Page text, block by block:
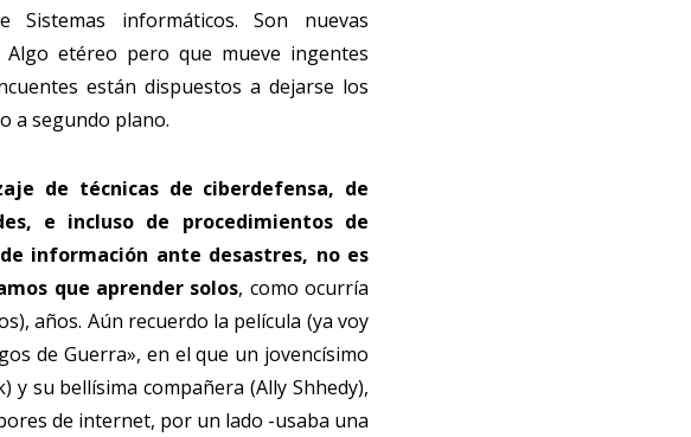
Sistemas informáticos. Son nuevas
etéreo pero que mueve ingentes
están dispuestos a dejarse los
a segundo plano.
de técnicas de ciberdefensa, de
e incluso de procedimientos de
información ante desastres, no es
que aprender solos, como ocurría
años. Aún recuerdo la película (ya voy
de Guerra», en el que un jovencísimo
y su bellísima compañera (Ally Shhedy),
de internet, por un lado -usaba una